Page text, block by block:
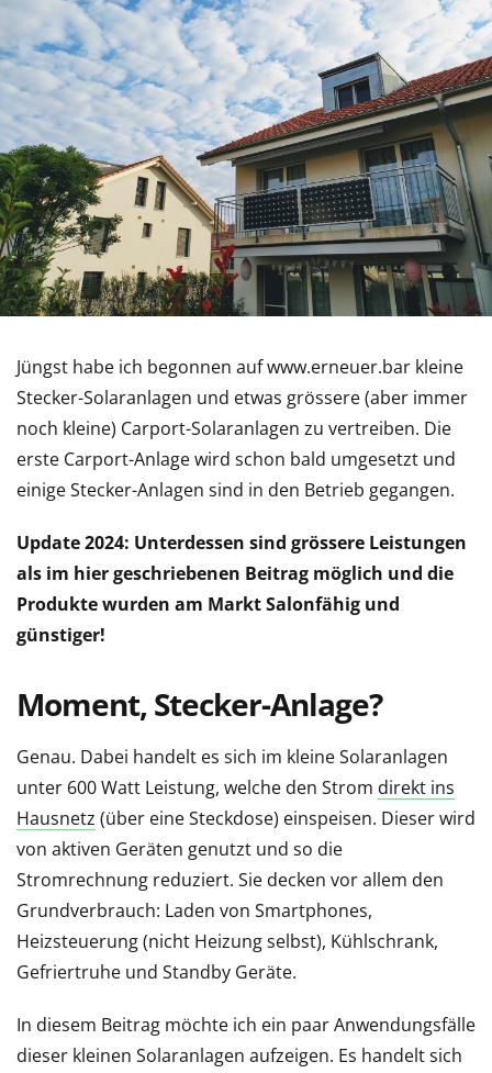
Jüngst habe ich begonnen auf www.erneuer.bar kleine
Stecker-Solaranlagen und etwas grössere (aber immer
noch kleine) Carport-Solaranlagen zu vertreiben. Die
erste Carport-Anlage wird schon bald umgesetzt und
einige Stecker-Anlagen sind in den Betrieb gegangen.
Update 2024: Unterdessen sind grössere Leistungen
als im hier geschriebenen Beitrag möglich und die
Produkte wurden am Markt Salonfähig und
günstiger!
Moment, Stecker-Anlage?
Genau. Dabei handelt es sich im kleine Solaranlagen
unter 600 Watt Leistung, welche den Strom direkt ins
Hausnetz (über eine Steckdose) einspeisen. Dieser wird
von aktiven Geräten genutzt und so die
Stromrechnung reduziert. Sie decken vor allem den
Grundverbrauch: Laden von Smartphones,
Heizsteuerung (nicht Heizung selbst), Kühlschrank,
Gefriertruhe und Standby Geräte.
In diesem Beitrag möchte ich ein paar Anwendungsfälle
dieser kleinen Solaranlagen aufzeigen. Es handelt sich